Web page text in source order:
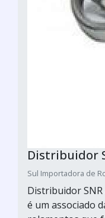
Distribuidor
Sul Importadora de
Distribuidor
é um associado